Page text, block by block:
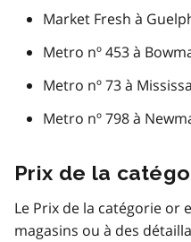
Market Fresh à
Metro nº 453 à
Metro nº 73 à
Metro nº 798 à
Prix de la
Le Prix de la catégorie or
magasins ou à des